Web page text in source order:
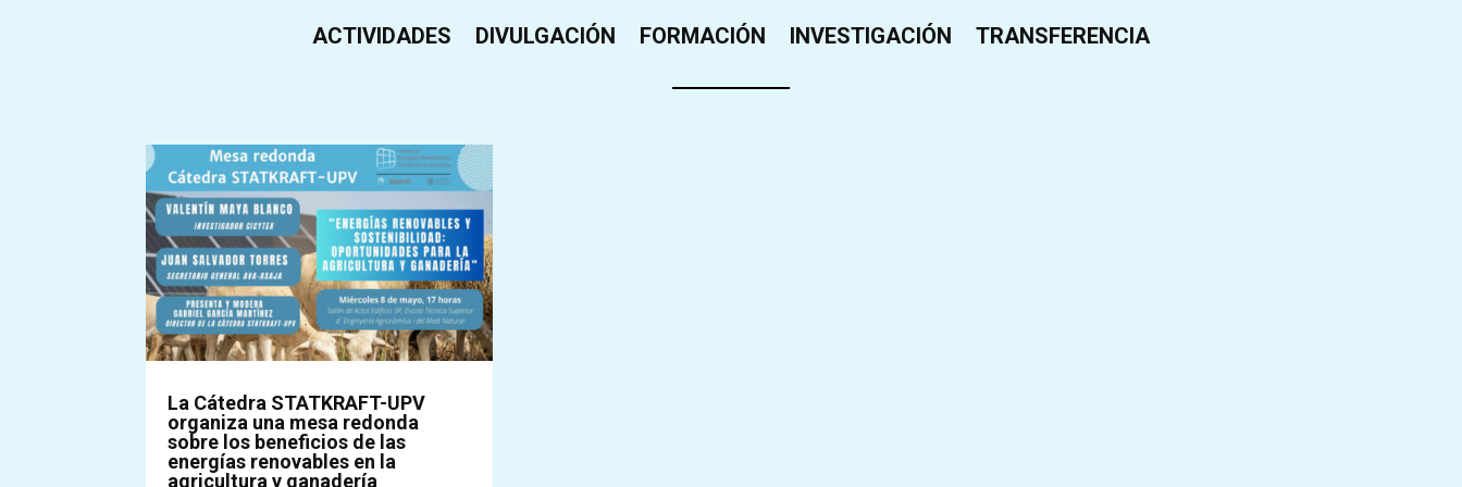
ACTIVIDADES DIVULGACIÓN FORMACIÓN INVESTIGACIÓN TRANSFERENCIA
La Cátedra STATKRAFT-UPV
organiza una mesa redonda
sobre los beneficios de las
energías renovables en la
agricultura y ganadería